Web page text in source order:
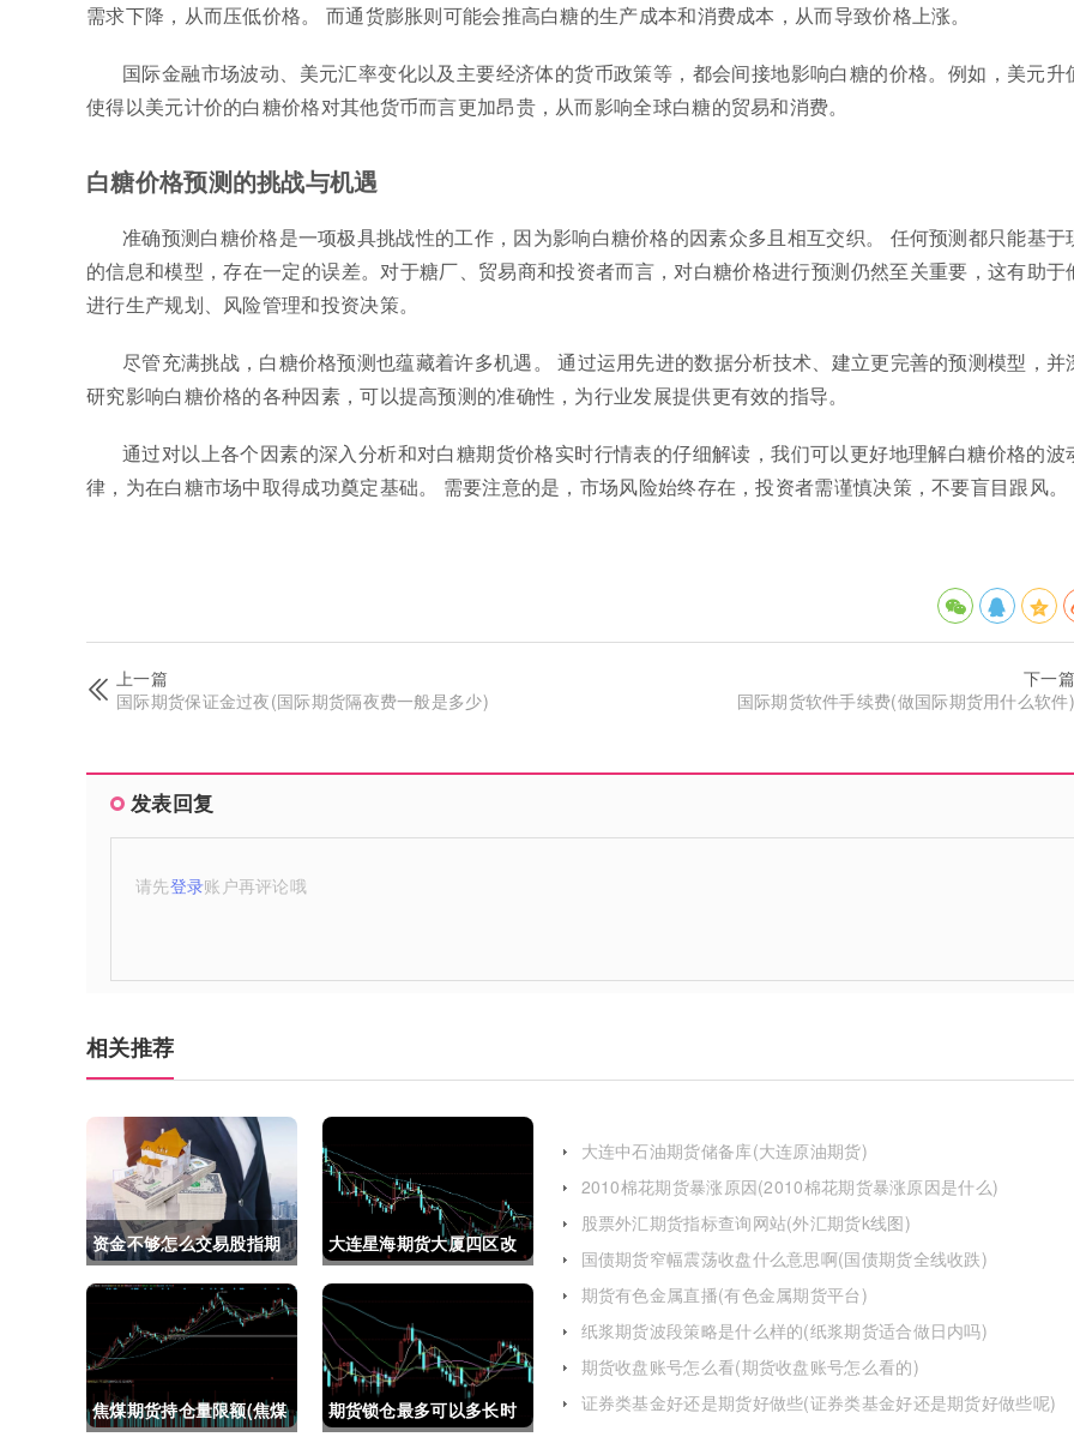
需求下降，从而压低价格。 而通货膨胀则可能会推高白糖的生产成本和消费成本，从而导致价格上涨。
国际金融市场波动、美元汇率变化以及主要经济体的货币政策等，都会间接地影响白糖的价格。例如，美元升
使得以美元计价的白糖价格对其他货币而言更加昂贵，从而影响全球白糖的贸易和消费。
白糖价格预测的挑战与机遇
准确预测白糖价格是一项极具挑战性的工作，因为影响白糖价格的因素众多且相互交织。 任何预测都只能基于
的信息和模型，存在一定的误差。对于糖厂、贸易商和投资者而言，对白糖价格进行预测仍然至关重要，这有助于
进行生产规划、风险管理和投资决策。
尽管充满挑战，白糖价格预测也蕴藏着许多机遇。 通过运用先进的数据分析技术、建立更完善的预测模型，并
研究影响白糖价格的各种因素，可以提高预测的准确性，为行业发展提供更有效的指导。
通过对以上各个因素的深入分析和对白糖期货价格实时行情表的仔细解读，我们可以更好地理解白糖价格的波
律，为在白糖市场中取得成功奠定基础。 需要注意的是，市场风险始终存在，投资者需谨慎决策，不要盲目跟风。
上一篇
国际期货保证金过夜(国际期货隔夜费一般是多少)
下一篇
国际期货软件手续费(做国际期货用什么软件)
发表回复
请先登录账户再评论哦
相关推荐
资金不够怎么交易股指期
货(资金不够怎么交易股指
期货呢)
大连星海期货大厦四区改
建(大连星海广场期货大
厦)
焦煤期货持仓量限额(焦煤
期货锁仓最多可以多长时
大连中石油期货储备库(大连原油期货)
2010棉花期货暴涨原因(2010棉花期货暴涨原因是什么)
股票外汇期货指标查询网站(外汇期货k线图)
国债期货窄幅震荡收盘什么意思啊(国债期货全线收跌)
期货有色金属直播(有色金属期货平台)
纸浆期货波段策略是什么样的(纸浆期货适合做日内吗)
期货收盘账号怎么看(期货收盘账号怎么看的)
证券类基金好还是期货好做些(证券类基金好还是期货好做些呢)